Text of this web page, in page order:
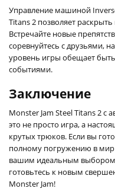
Управление машиной
Titans 2 позволяет
Встречайте новые
соревнуйтесь с друзьями,
уровень игры обещает
событиями.
Заключение
Monster Jam Steel Titans 2 с
это не просто игра, а
крутых трюков. Если вы
полному погружению в мир
вашим идеальным выбором.
готовьтесь к новым
Monster Jam!